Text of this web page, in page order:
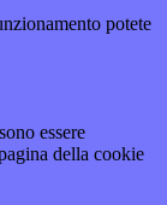
potete
essere
della cookie